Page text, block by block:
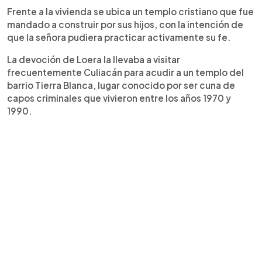
Frente a la vivienda se ubica un templo cristiano que fue
mandado a construir por sus hijos, con la intención de
que la señora pudiera practicar activamente su fe.
La devoción de Loera la llevaba a visitar
frecuentemente Culiacán para acudir a un templo del
barrio Tierra Blanca, lugar conocido por ser cuna de
capos criminales que vivieron entre los años 1970 y
1990.